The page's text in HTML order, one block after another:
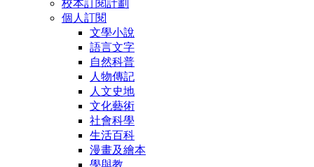
校本訂閱計劃
個人訂閱
文學小說
語言文字
自然科普
人物傳記
人文史地
文化藝術
社會科學
生活百科
漫畫及繪本
學與教